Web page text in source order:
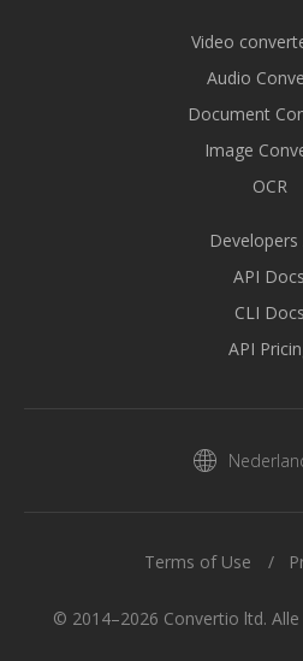
Video
Audio
Document
Image
OCR
Developers
API Docs
CLI Docs
API
© 2014–2026 Convertio ltd.
Terms of Use